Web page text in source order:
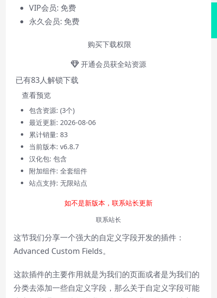
Video Player is loading.
Video
Play
Mute
/
0:00
Stream TypeLIVE
Seek to live, currently behind live
1x
Playback Rate
VIP会员: 免费
永久会员: 免费
购买下载权限
开通会员获全站资源
已有83人解锁下载
查看预览
包含资源: (3个)
最近更新: 2026-08-06
累计销量: 83
当前版本: v6.8.7
汉化包: 包含
附加组件: 全套组件
站点支持: 无限站点
如不是新版本，联系站长更新
联系站长
这节我们分享一个强大的自定义字段开发的插件：
Advanced Custom Fields。
这款插件的主要作用就是为我们的页面或者是为我们的
分类去添加一些自定义字段，那么关于自定义字段可能